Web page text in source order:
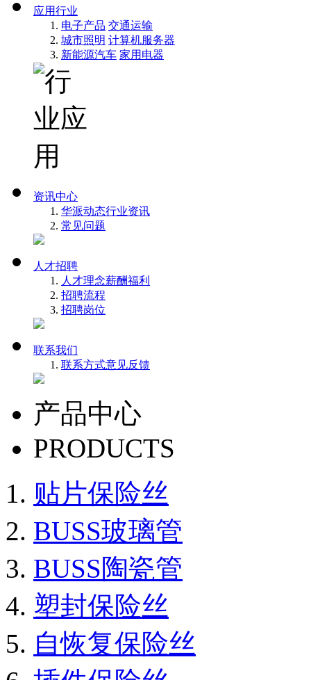
应用行业
电子产品 交通运输
城市照明 计算机服务器
新能源汽车 家用电器
资讯中心
华派动态行业资讯
常见问题
人才招聘
人才理念薪酬福利
招聘流程
招聘岗位
联系我们
联系方式意见反馈
产品中心
PRODUCTS
贴片保险丝
BUSS玻璃管
BUSS陶瓷管
塑封保险丝
自恢复保险丝